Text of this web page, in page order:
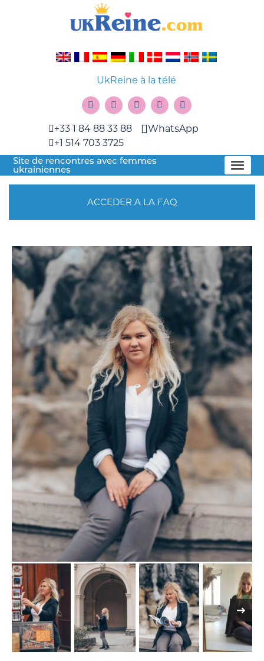
UkReine à la télé
+33 1 84 88 33 88
+1 514 703 3725
WhatsApp
Site de rencontres avec femmes
ukrainiennes
ACCEDER A LA FAQ